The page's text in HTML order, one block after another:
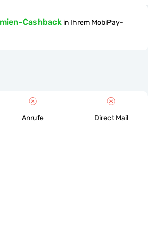
Cashback in Ihrem MobiPay-
Anrufe Direct Mail